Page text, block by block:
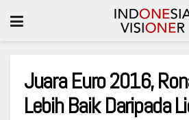
Juara Euro 2016,
Lebih Baik Daripada